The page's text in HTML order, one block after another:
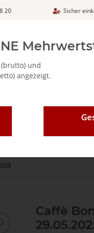
20 Sicher
CAFFÈ MAJESTIC / DICAF
Caffè
und
angezeigt.